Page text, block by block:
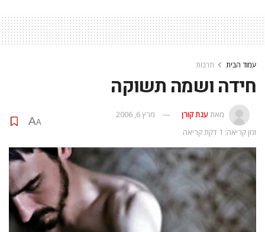
עמוד הבית תרבות
חידה ושמה תשוקה
מאתענת קורן
מרץ 6, 2006
זמן קריאה: 1 דקת קריאה
A
A